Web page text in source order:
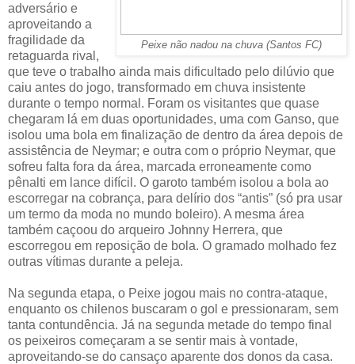
Peixe não nadou na chuva (Santos FC)
adversário e
aproveitando a
fragilidade da
retaguarda rival,
que teve o trabalho ainda mais dificultado pelo dilúvio que
caiu antes do jogo, transformado em chuva insistente
durante o tempo normal. Foram os visitantes que quase
chegaram lá em duas oportunidades, uma com Ganso, que
isolou uma bola em finalização de dentro da área depois de
assistência de Neymar; e outra com o próprio Neymar, que
sofreu falta fora da área, marcada erroneamente como
pênalti em lance difícil. O garoto também isolou a bola ao
escorregar na cobrança, para delírio dos “antis” (só pra usar
um termo da moda no mundo boleiro). A mesma área
também caçoou do arqueiro Johnny Herrera, que
escorregou em reposição de bola. O gramado molhado fez
outras vítimas durante a peleja.
Na segunda etapa, o Peixe jogou mais no contra-ataque,
enquanto os chilenos buscaram o gol e pressionaram, sem
tanta contundência. Já na segunda metade do tempo final
os peixeiros começaram a se sentir mais à vontade,
aproveitando-se do cansaço aparente dos donos da casa.